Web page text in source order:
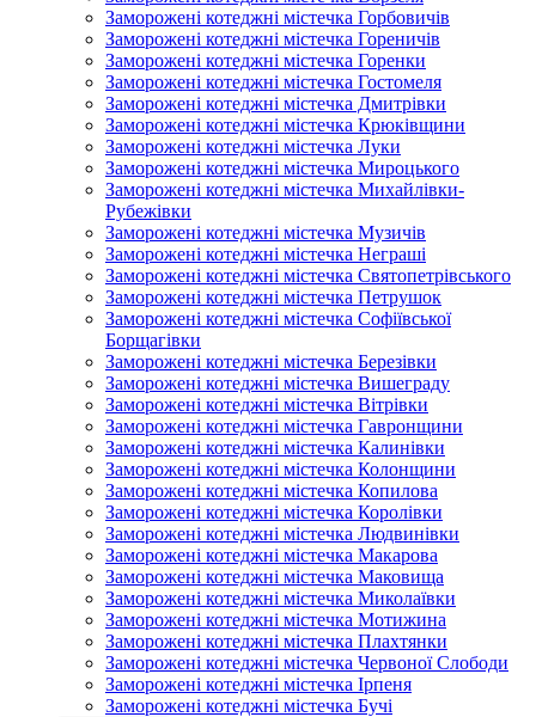
Заморожені котеджні містечка Горбовичів
Заморожені котеджні містечка Гореничів
Заморожені котеджні містечка Горенки
Заморожені котеджні містечка Гостомеля
Заморожені котеджні містечка Дмитрівки
Заморожені котеджні містечка Крюківщини
Заморожені котеджні містечка Луки
Заморожені котеджні містечка Мироцького
Заморожені котеджні містечка Михайлівки-
Рубежівки
Заморожені котеджні містечка Музичів
Заморожені котеджні містечка Неграші
Заморожені котеджні містечка Святопетрівського
Заморожені котеджні містечка Петрушок
Заморожені котеджні містечка Софіївської
Борщагівки
Заморожені котеджні містечка Березівки
Заморожені котеджні містечка Вишеграду
Заморожені котеджні містечка Вітрівки
Заморожені котеджні містечка Гавронщини
Заморожені котеджні містечка Калинівки
Заморожені котеджні містечка Колонщини
Заморожені котеджні містечка Копилова
Заморожені котеджні містечка Королівки
Заморожені котеджні містечка Людвинівки
Заморожені котеджні містечка Макарова
Заморожені котеджні містечка Маковища
Заморожені котеджні містечка Миколаївки
Заморожені котеджні містечка Мотижина
Заморожені котеджні містечка Плахтянки
Заморожені котеджні містечка Червоної Слободи
Заморожені котеджні містечка Ірпеня
Заморожені котеджні містечка Бучі